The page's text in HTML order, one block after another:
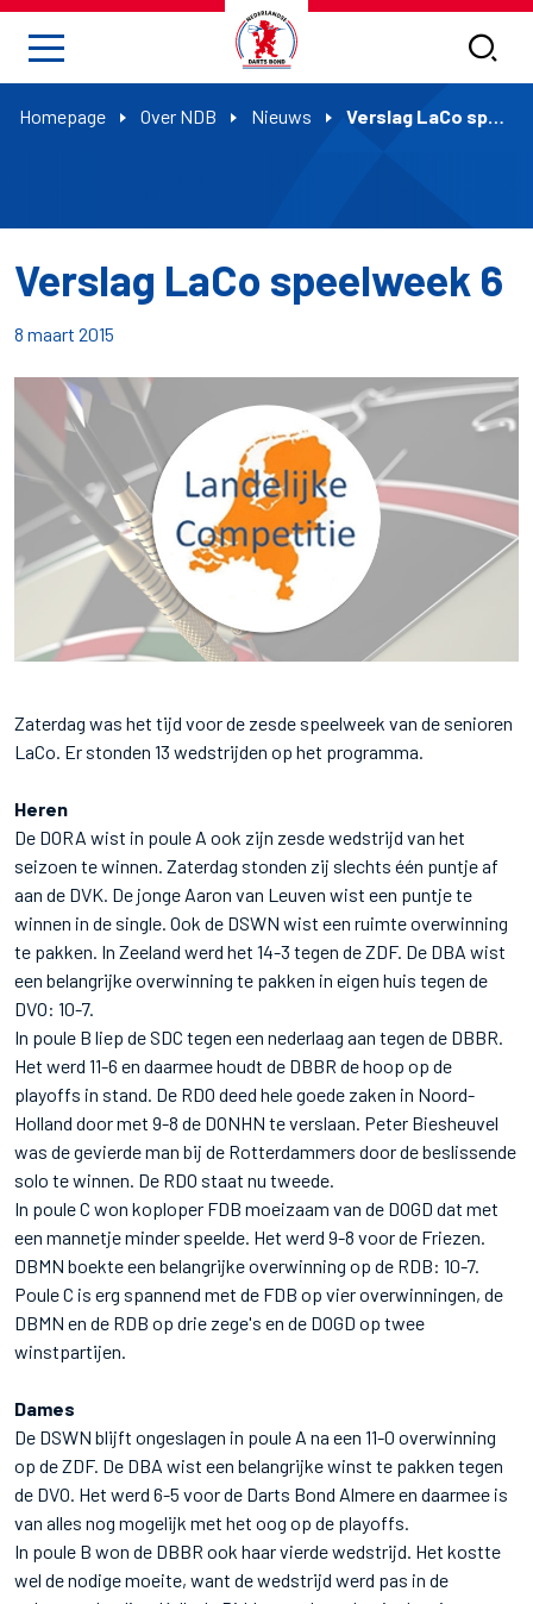
Homepage Over NDB Nieuws Verslag LaCo speelweek 6
Verslag LaCo speelweek 6
8 maart 2015
Zaterdag was het tijd voor de zesde speelweek van de senioren
LaCo. Er stonden 13 wedstrijden op het programma.
Heren
De DORA wist in poule A ook zijn zesde wedstrijd van het
seizoen te winnen. Zaterdag stonden zij slechts één puntje af
aan de DVK. De jonge Aaron van Leuven wist een puntje te
winnen in de single. Ook de DSWN wist een ruimte overwinning
te pakken. In Zeeland werd het 14-3 tegen de ZDF. De DBA wist
een belangrijke overwinning te pakken in eigen huis tegen de
DVO: 10-7.
In poule B liep de SDC tegen een nederlaag aan tegen de DBBR.
Het werd 11-6 en daarmee houdt de DBBR de hoop op de
playoffs in stand. De RDO deed hele goede zaken in Noord-
Holland door met 9-8 de DONHN te verslaan. Peter Biesheuvel
was de gevierde man bij de Rotterdammers door de beslissende
solo te winnen. De RDO staat nu tweede.
In poule C won koploper FDB moeizaam van de DOGD dat met
een mannetje minder speelde. Het werd 9-8 voor de Friezen.
DBMN boekte een belangrijke overwinning op de RDB: 10-7.
Poule C is erg spannend met de FDB op vier overwinningen, de
DBMN en de RDB op drie zege's en de DOGD op twee
winstpartijen.
Dames
De DSWN blijft ongeslagen in poule A na een 11-0 overwinning
op de ZDF. De DBA wist een belangrijke winst te pakken tegen
de DVO. Het werd 6-5 voor de Darts Bond Almere en daarmee is
van alles nog mogelijk met het oog op de playoffs.
In poule B won de DBBR ook haar vierde wedstrijd. Het kostte
wel de nodige moeite, want de wedstrijd werd pas in de